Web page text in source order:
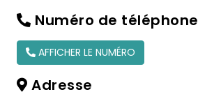
Numéro de téléphone
AFFICHER LE NUMÉRO
Adresse